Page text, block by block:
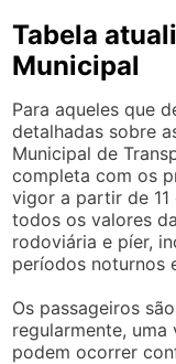
Tabela
Municipal
Para aqueles que
detalhadas sobre
Municipal de
completa com os
vigor a partir de
todos os valores
rodoviária e píer,
períodos noturnos
Os passageiros
regularmente,
podem ocorrer